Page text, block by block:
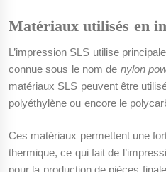
Matériaux utilisés en
L’impression SLS utilise
connue sous le nom de nylon
matériaux SLS peuvent être
polyéthylène ou encore le
Ces matériaux permettent une
thermique, ce qui fait de